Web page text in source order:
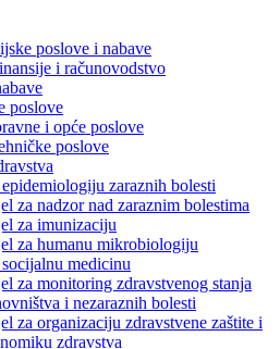
poslove i nabave
i računovodstvo
poslove
i opće poslove
poslove
epidemiologiju zaraznih bolesti
za nadzor nad zaraznim bolestima
za imunizaciju
za humanu mikrobiologiju
medicinu
za monitoring zdravstvenog stanja
i nezaraznih bolesti
za organizaciju zdravstvene zaštite i
zdravstva